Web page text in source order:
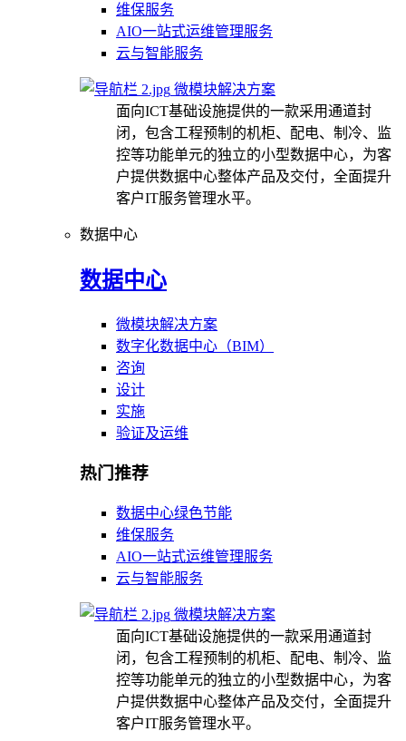
维保服务
AIO一站式运维管理服务
云与智能服务
微模块解决方案
面向ICT基础设施提供的一款采用通道封
闭，包含工程预制的机柜、配电、制冷、监
控等功能单元的独立的小型数据中心，为客
户提供数据中心整体产品及交付，全面提升
客户IT服务管理水平。
数据中心
数据中心
微模块解决方案
数字化数据中心（BIM）
咨询
设计
实施
验证及运维
热门推荐
数据中心绿色节能
维保服务
AIO一站式运维管理服务
云与智能服务
微模块解决方案
面向ICT基础设施提供的一款采用通道封
闭，包含工程预制的机柜、配电、制冷、监
控等功能单元的独立的小型数据中心，为客
户提供数据中心整体产品及交付，全面提升
客户IT服务管理水平。